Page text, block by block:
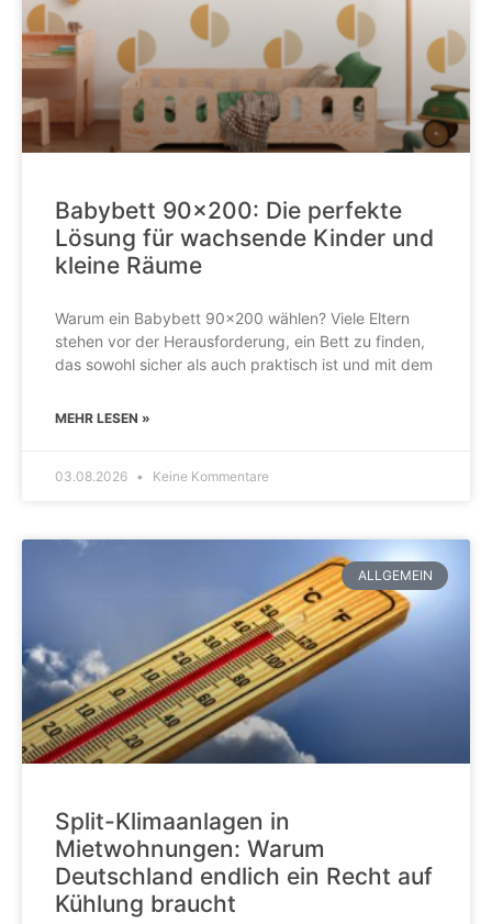
Babybett 90×200: Die perfekte
Lösung für wachsende Kinder und
kleine Räume
Warum ein Babybett 90×200 wählen? Viele Eltern
stehen vor der Herausforderung, ein Bett zu finden,
das sowohl sicher als auch praktisch ist und mit dem
MEHR LESEN »
03.08.2026 Keine Kommentare
ALLGEMEIN
Split-Klimaanlagen in
Mietwohnungen: Warum
Deutschland endlich ein Recht auf
Kühlung braucht